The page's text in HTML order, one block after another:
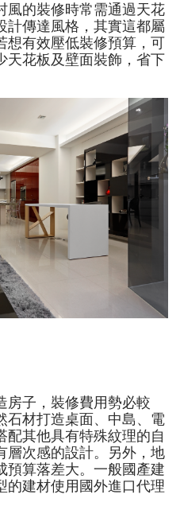
風的裝修時常需通過天花
計傳達風格，其實這都屬
想有效壓低裝修預算，可
天花板及壁面裝飾，省下
房子，裝修費用勢必較
石材打造桌面、中島、電
配其他具有特殊紋理的自
層次感的設計。另外，地
預算落差大。一般國產建
的建材使用國外進口代理